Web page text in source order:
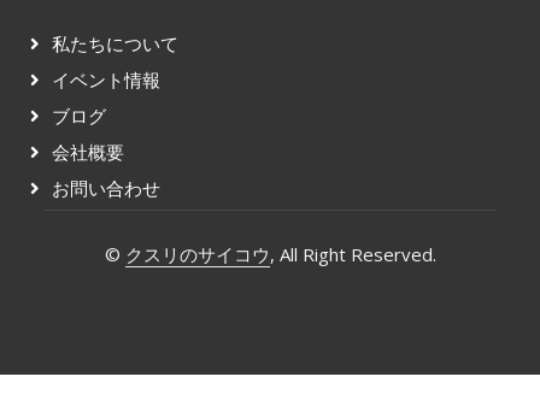
私たちについて
イベント情報
ブログ
会社概要
お問い合わせ
© クスリのサイコウ, All Right Reserved.